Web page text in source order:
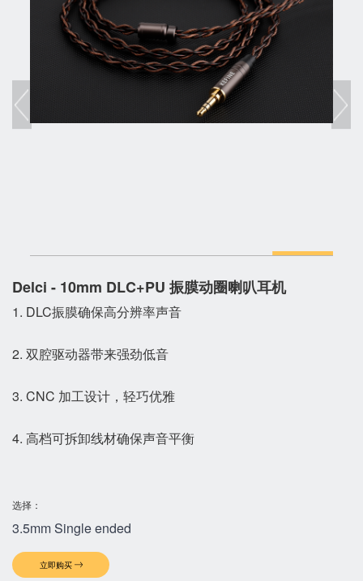
Delci - 10mm DLC+PU 振膜动圈喇叭耳机
1. DLC振膜确保高分辨率声音
2. 双腔驱动器带来强劲低音
3. CNC 加工设计，轻巧优雅
4. 高档可拆卸线材确保声音平衡
选择：
3.5mm Single ended
立即购买